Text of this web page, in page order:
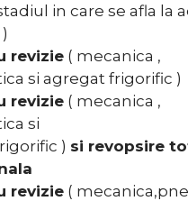
in care se afla la
revizie ( mecanica ,
si agregat frigorific )
revizie ( mecanica ,
si
) si revopsire
revizie (